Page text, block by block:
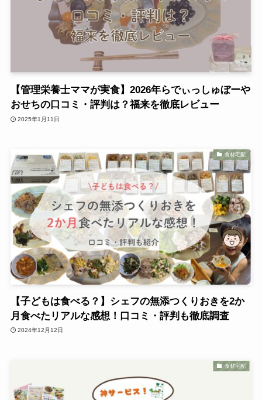
【管理栄養士ママが実食】2026年らでぃっしゅぼーや
おせちの口コミ・評判は？福来を徹底レビュー
2025年1月11日
食材宅配
【子どもは食べる？】シェフの無添つくりおきを2か
月食べたリアルな感想！口コミ・評判も徹底調査
2024年12月12日
食材宅配